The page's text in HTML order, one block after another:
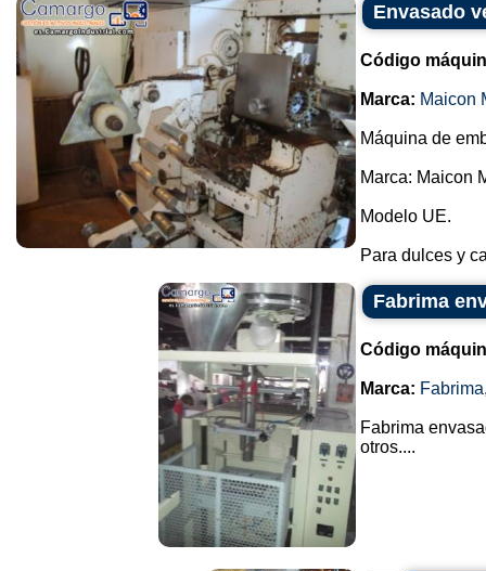
Envasado
Código
Marca: Maicon
Máquina de
Marca: Maicon
Modelo UE.
Para dulces y
Fabrima
Código
Marca: Fabrima
Fabrima
otros....